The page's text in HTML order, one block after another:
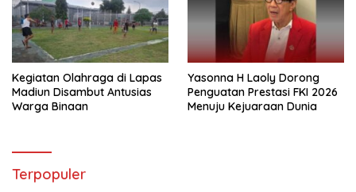
Kegiatan Olahraga di Lapas
Madiun Disambut Antusias
Warga Binaan
Yasonna H Laoly Dorong
Penguatan Prestasi FKI 2026
Menuju Kejuaraan Dunia
Terpopuler